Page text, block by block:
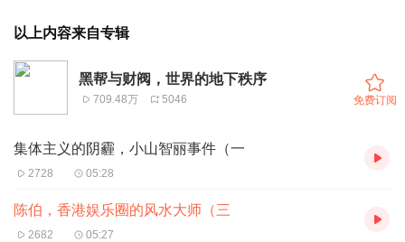
以上内容来自专辑
黑帮与财阀，世界的地下秩序
709.48万 5046 免费订阅
集体主义的阴霾，小山智丽事件（一
2728 05:28
陈伯，香港娱乐圈的风水大师（三
2682 05:27